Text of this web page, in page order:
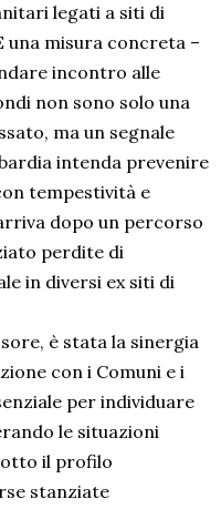
legati a siti di
una misura concreta –
incontro alle
non sono solo una
ma un segnale
intenda prevenire
tempestività e
dopo un percorso
perdite di
in diversi ex siti di
è stata la sinergia
con i Comuni e i
per individuare
le situazioni
il profilo
stanziate